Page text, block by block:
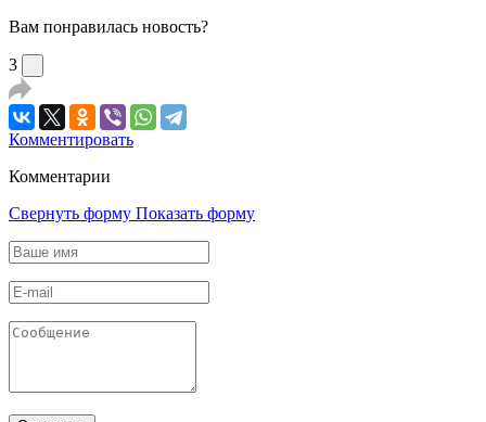
Вам понравилась новость?
3
Комментировать
Комментарии
Свернуть форму Показать форму